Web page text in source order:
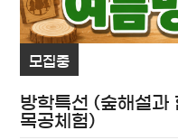
모집중
방학특선 (숲해설과
목공체험)